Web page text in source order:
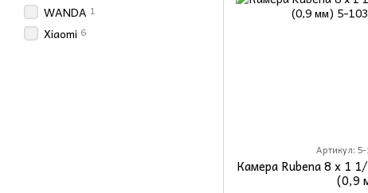
Артикул: 5-
Камера Rubena 8 x 1
(0,9
WANDA 1
Xiaomi 6